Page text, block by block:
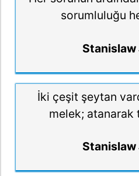
sorumluluğu
Stanislaw
İki çeşit şeytan
melek; atanarak
Stanislaw